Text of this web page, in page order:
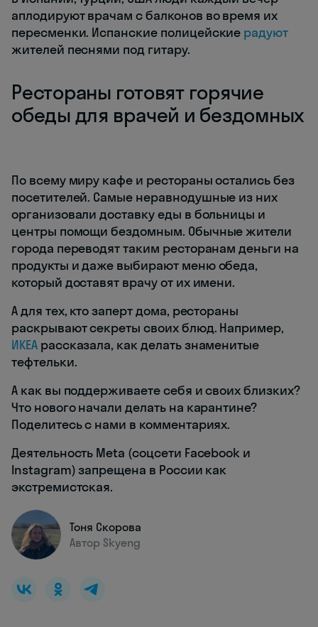
аплодируют врачам с балконов во время их
пересменки. Испанские полицейские радуют
жителей песнями под гитару.
Рестораны готовят горячие
обеды для врачей и бездомных
По всему миру кафе и рестораны остались без
посетителей. Самые неравнодушные из них
организовали доставку еды в больницы и
центры помощи бездомным. Обычные жители
города переводят таким ресторанам деньги на
продукты и даже выбирают меню обеда,
который доставят врачу от их имени.
А для тех, кто заперт дома, рестораны
раскрывают секреты своих блюд. Например,
ИКЕАрассказала, как делать знаменитые
тефтельки.
А как вы поддерживаете себя и своих близких?
Что нового начали делать на карантине?
Поделитесь с нами в комментариях.
Деятельность Meta (соцсети Facebook и
Instagram) запрещена в России как
экстремистская.
Тоня Скорова
Автор Skyeng